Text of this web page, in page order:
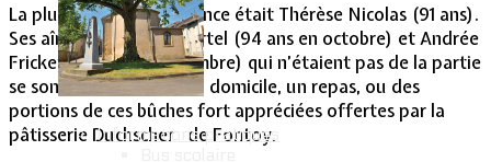
Informations pratiques
La plus âgée de l’assistance était Thérèse Nicolas (91 ans).
Ses aînées, Rolande Martel (94 ans en octobre) et Andrée
Fricker (93 ans en décembre) qui n’étaient pas de la partie
se sont vues remettre, à domicile, un repas, ou des
portions de ces bûches fort appréciées offertes par la
pâtisserie Duchscher de Fontoy.